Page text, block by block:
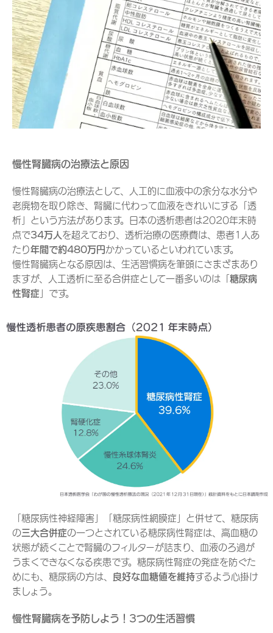
慢性腎臓病の治療法と原因
慢性腎臓病の治療法として、人工的に血液中の余分な水分や
老廃物を取り除き、腎臓に代わって血液をきれいにする「透
析」という方法があります。日本の透析患者は2020年末時
点で34万人 を超えており、透析治療の医療費は、患者1人あ
たり年間で約480万円 かかっているといわれています。
慢性腎臓病となる原因は、生活習慣病を筆頭にさまざまあり
ますが、人工透析に至る合併症として一番多いのは「 糖尿病
性腎症 」です。
「糖尿病性神経障害」「糖尿病性網膜症」と併せて、糖尿病
の三大合併症の一つとされている糖尿病性腎症は、高血糖の
状態が続くことで腎臓のフィルターが詰まり、血液のろ過が
うまくできなくなる疾患です。糖尿病性腎症の発症を防ぐた
めにも、糖尿病の方は、
良好な血糖値を維持するよう心掛け
ましょう。
慢性腎臓病を予防しよう！3つの生活習慣